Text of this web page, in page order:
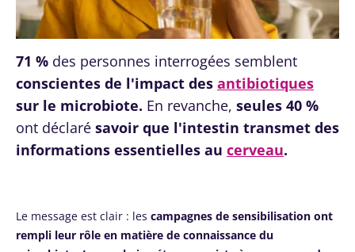
71 % des personnes interrogées semblent
conscientes de l'impact des antibiotiques
sur le microbiote. En revanche, seules 40 %
ont déclaré savoir que l'intestin transmet des
informations essentielles au cerveau.
Le message est clair : les campagnes de sensibilisation ont
rempli leur rôle en matière de connaissance du